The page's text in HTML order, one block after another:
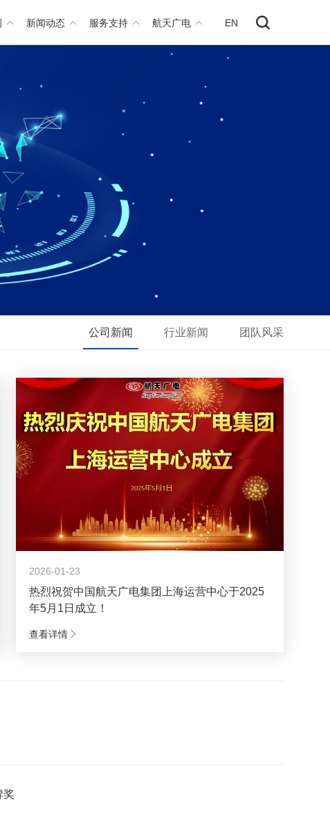
新闻动态 服务支持 航天广电 EN
公司新闻 行业新闻 团队风采
2026-01-23
热烈祝贺中国航天广电集团上海运营中心于2025
年5月1日成立！
查看详情
奖